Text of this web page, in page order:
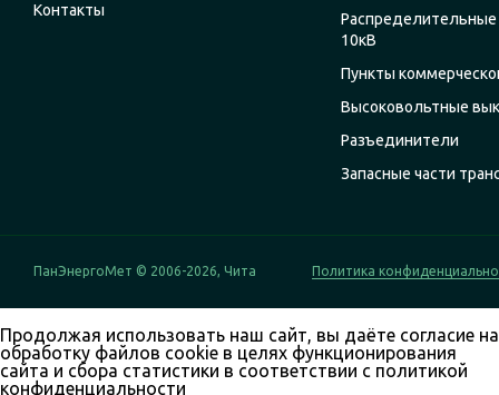
Контакты
Распределительные
10кВ
Пункты
Высоковольтные
Разъединители
Запасные части
ПанЭнергоМет © 2006-2026, Чита Политика
Продолжая использовать наш сайт, вы даёте согласие на
обработку файлов cookie в целях функционирования
сайта и сбора статистики в соответствии с политикой
конфиденциальности